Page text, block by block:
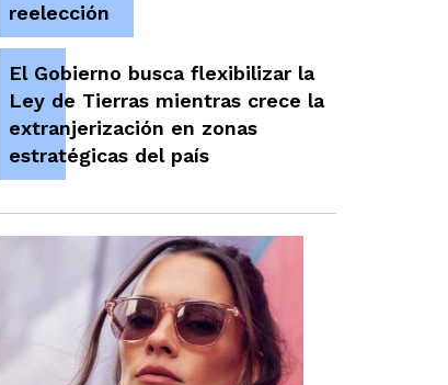
reelección
El Gobierno busca flexibilizar la
Ley de Tierras mientras crece la
extranjerización en zonas
estratégicas del país